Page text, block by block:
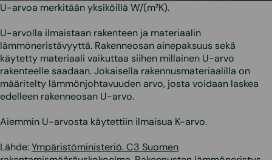
U-arvoa merkitään yksiköillä W/(m²K).
U-arvolla ilmaistaan rakenteen ja materiaalin
lämmöneristävyyttä. Rakenneosan ainepaksuus sekä
käytetty materiaali vaikuttaa siihen millainen U-arvo
rakenteelle saadaan. Jokaisella rakennusmateriaalilla on
määritelty lämmönjohtavuuden arvo, josta voidaan laskea
edelleen rakenneosan U-arvo.
Aiemmin U-arvosta käytettiin ilmaisua K-arvo.
Lähde:Ympäristöministeriö. C3 Suomen